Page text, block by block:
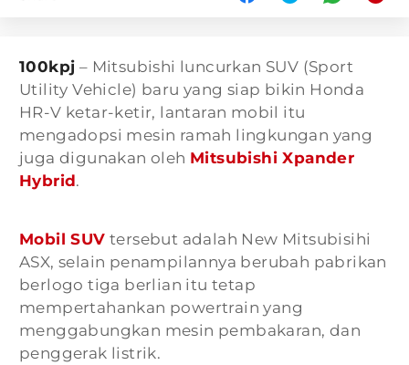
100kpj – Mitsubishi luncurkan SUV (Sport
Utility Vehicle) baru yang siap bikin Honda
HR-V ketar-ketir, lantaran mobil itu
mengadopsi mesin ramah lingkungan yang
juga digunakan oleh Mitsubishi Xpander
Hybrid.
Mobil SUV tersebut adalah New Mitsubisihi
ASX, selain penampilannya berubah pabrikan
berlogo tiga berlian itu tetap
mempertahankan powertrain yang
menggabungkan mesin pembakaran, dan
penggerak listrik.